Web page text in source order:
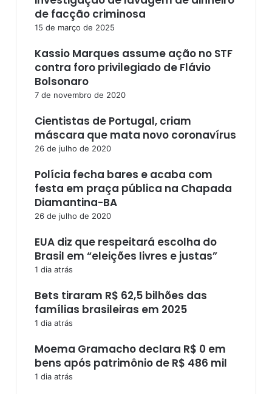
de facção criminosa
15 de março de 2025
Kassio Marques assume ação no STF
contra foro privilegiado de Flávio
Bolsonaro
7 de novembro de 2020
Cientistas de Portugal, criam
máscara que mata novo coronavírus
26 de julho de 2020
Polícia fecha bares e acaba com
festa em praça pública na Chapada
Diamantina-BA
26 de julho de 2020
EUA diz que respeitará escolha do
Brasil em “eleições livres e justas”
1 dia atrás
Bets tiraram R$ 62,5 bilhões das
famílias brasileiras em 2025
1 dia atrás
Moema Gramacho declara R$ 0 em
bens após patrimônio de R$ 486 mil
1 dia atrás